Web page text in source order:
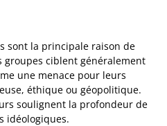
sont la principale raison de
groupes ciblent généralement
une menace pour leurs
éthique ou géopolitique.
soulignent la profondeur de
idéologiques.